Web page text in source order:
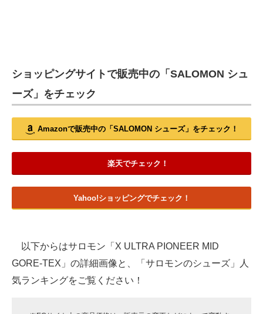
ショッピングサイトで販売中の「SALOMON シュ
ーズ」をチェック
Amazonで販売中の「SALOMON シューズ」をチェック！
楽天でチェック！
Yahoo!ショッピングでチェック！
以下からはサロモン「X ULTRA PIONEER MID
GORE-TEX」の詳細画像と、「サロモンのシューズ」人
気ランキングをご覧ください！